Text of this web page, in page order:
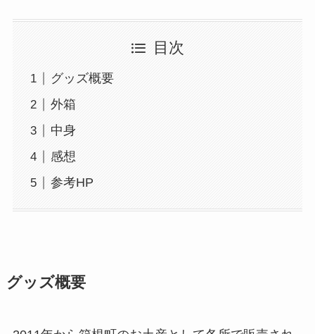
目次
グッズ概要
外箱
中身
感想
参考HP
グッズ概要